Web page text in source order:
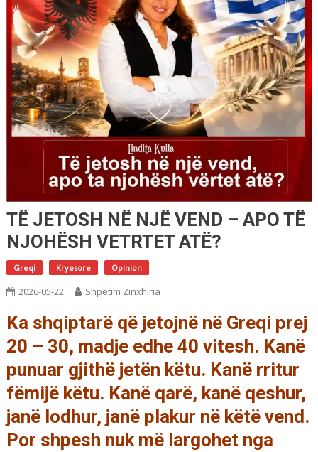
ΤË JETOSH NË NJË VEND – APO TË
NJOHËSH VETRTET ATË?
Greqi Kryesore Opinion
2026-05-22 Shpetim Zinxhiria
Ka shqiptarë që jetojnë në Greqi prej
20 – 30, madje edhe 40 vitesh. Kanë
punuar gjithë jetën këtu. Kanë rritur
fëmijë këtu. Kanë qarë, kanë qeshur,
janë lodhur, janë plakur në këtë vend.
Por shpesh nuk më largohet nga